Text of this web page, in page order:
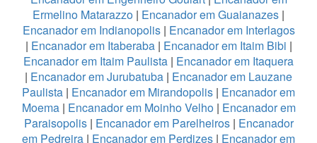
Ermelino Matarazzo | Encanador em Guaianazes |
Encanador em Indianopolis| Encanador em Interlagos
| Encanador em Itaberaba| Encanador em Itaim Bibi |
Encanador em Itaim Paulista | Encanador em Itaquera
| Encanador em Jurubatuba | Encanador em Lauzane
Paulista | Encanador em Mirandopolis | Encanador em
Moema| Encanador em Moinho Velho | Encanador em
Paraisopolis| Encanador em Parelheiros| Encanador
em Pedreira | Encanador em Perdizes | Encanador em